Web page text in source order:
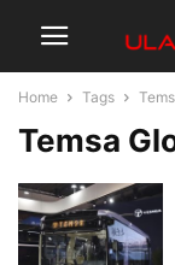
Home Tags
Temsa